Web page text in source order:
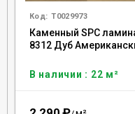
Код: Т0029973
Каменный SPC
8312 Дуб
В наличии : 22 м²